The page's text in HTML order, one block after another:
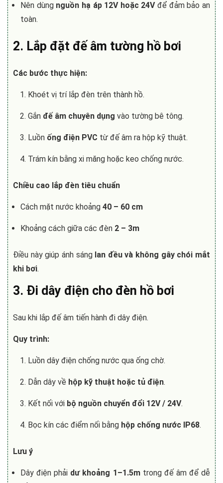
Nên dùng nguồn hạ áp 12V hoặc 24Vđể đảm bảo an
toàn.
2. Lắp đặt đế âm tường hồ bơi
Các bước thực hiện:
Khoét vị trí lắp đèn trên thành hồ.
Gắn đế âm chuyên dụng vào tường bê tông.
Luồn ống điện PVC từ đế âm ra hộp kỹ thuật.
Trám kín bằng xi măng hoặc keo chống nước.
Chiều cao lắp đèn tiêu chuẩn
Cách mặt nước khoảng 40 – 60 cm
Khoảng cách giữa các đèn 2 – 3m
Điều này giúp ánh sáng lan đều và không gây chói mắt
khi bơi.
3. Đi dây điện cho đèn hồ bơi
Sau khi lắp đế âm tiến hành đi dây điện.
Quy trình:
Luồn dây điện chống nước qua ống chờ.
Dẫn dây về hộp kỹ thuật hoặc tủ điện.
Kết nối với bộ nguồn chuyển đổi 12V / 24V.
Bọc kín các điểm nối bằng hộp chống nước IP68.
Lưu ý
Dây điện phải dư khoảng 1–1.5mtrong đế âm để dễ